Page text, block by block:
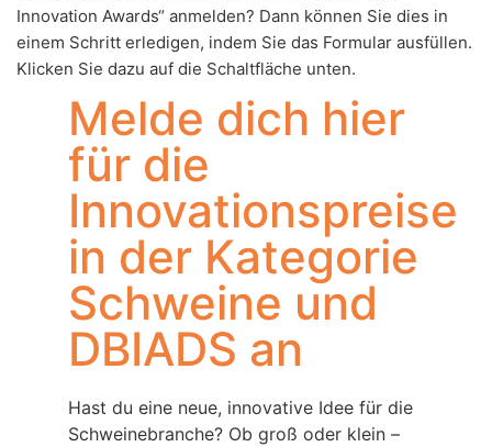
Innovation Awards“ anmelden? Dann können Sie dies in
einem Schritt erledigen, indem Sie das Formular ausfüllen.
Klicken Sie dazu auf die Schaltfläche unten.
Melde dich hier
für die
Innovationspreise
in der Kategorie
Schweine und
DBIADS an
Hast du eine neue, innovative Idee für die
Schweinebranche? Ob groß oder klein –